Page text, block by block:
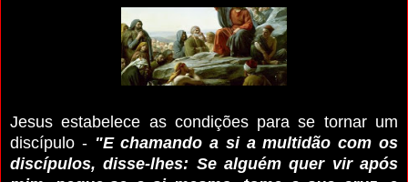
Jesus estabelece as condições para se tornar um
discípulo - "E chamando a si a multidão com os
discípulos, disse-lhes: Se alguém quer vir após